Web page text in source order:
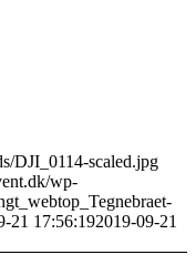
DJI_0114-scaled.jpg
wp-
21 17:56:192019-09-21